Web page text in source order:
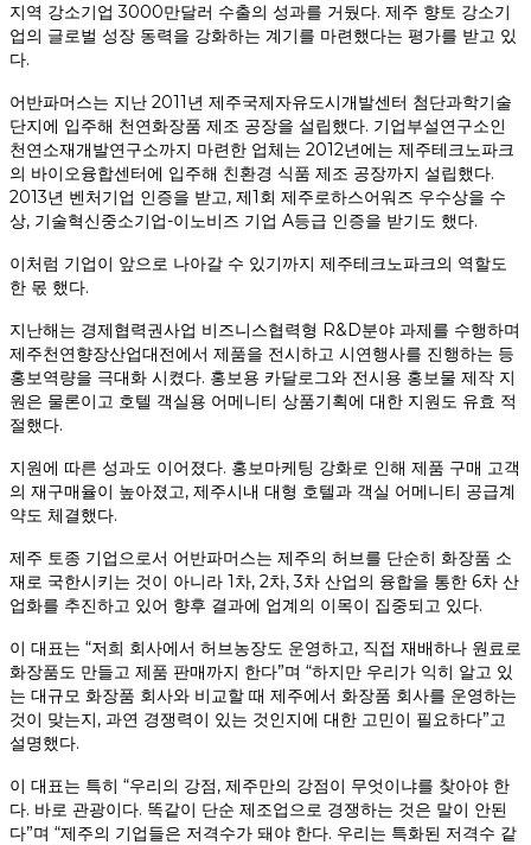
지역 강소기업 3000만달러 수출의 성과를 거뒀다. 제주 향토 강소기
업의 글로벌 성장 동력을 강화하는 계기를 마련했다는 평가를 받고 있
다.
어반파머스는 지난 2011년 제주국제자유도시개발센터 첨단과학기술
단지에 입주해 천연화장품 제조 공장을 설립했다. 기업부설연구소인
천연소재개발연구소까지 마련한 업체는 2012년에는 제주테크노파크
의 바이오융합센터에 입주해 친환경 식품 제조 공장까지 설립했다.
2013년 벤처기업 인증을 받고, 제1회 제주로하스어워즈 우수상을 수
상, 기술혁신중소기업-이노비즈 기업 A등급 인증을 받기도 했다.
이처럼 기업이 앞으로 나아갈 수 있기까지 제주테크노파크의 역할도
한 몫 했다.
지난해는 경제협력권사업 비즈니스협력형 R&D분야 과제를 수행하며
제주천연향장산업대전에서 제품을 전시하고 시연행사를 진행하는 등
홍보역량을 극대화 시켰다. 홍보용 카달로그와 전시용 홍보물 제작 지
원은 물론이고 호텔 객실용 어메니티 상품기획에 대한 지원도 유효 적
절했다.
지원에 따른 성과도 이어졌다. 홍보마케팅 강화로 인해 제품 구매 고객
의 재구매율이 높아졌고, 제주시내 대형 호텔과 객실 어메니티 공급계
약도 체결했다.
제주 토종 기업으로서 어반파머스는 제주의 허브를 단순히 화장품 소
재로 국한시키는 것이 아니라 1차, 2차, 3차 산업의 융합을 통한 6차 산
업화를 추진하고 있어 향후 결과에 업계의 이목이 집중되고 있다.
이 대표는 “저희 회사에서 허브농장도 운영하고, 직접 재배하나 원료로
화장품도 만들고 제품 판매까지 한다”며 “하지만 우리가 익히 알고 있
는 대규모 화장품 회사와 비교할 때 제주에서 화장품 회사를 운영하는
것이 맞는지, 과연 경쟁력이 있는 것인지에 대한 고민이 필요하다”고
설명했다.
이 대표는 특히 “우리의 강점, 제주만의 강점이 무엇이냐를 찾아야 한
다. 바로 관광이다. 똑같이 단순 제조업으로 경쟁하는 것은 말이 안된
다”며 “제주의 기업들은 저격수가 돼야 한다. 우리는 특화된 저격수 같